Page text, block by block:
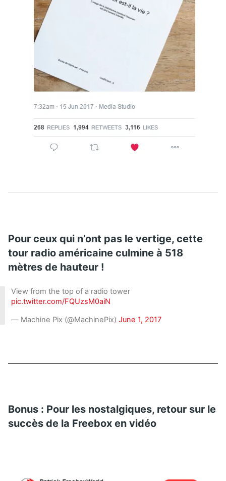
Pour ceux qui n’ont pas le vertige, cette
tour radio américaine culmine à 518
mètres de hauteur !
View from the top of a radio tower
pic.twitter.com/FQUzsM0aiN
— Machine Pix (@MachinePix) June 1, 2017
Bonus : Pour les nostalgiques, retour sur le
succès de la Freebox en vidéo